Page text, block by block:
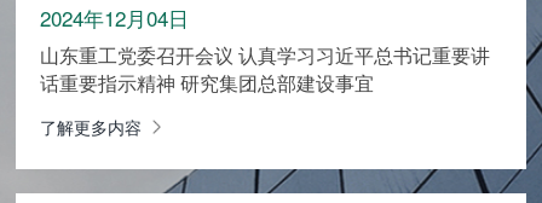
2024年12月04日
山东重工党委召开会议 认真学习习近平总书记重要讲
话重要指示精神 研究集团总部建设事宜
了解更多内容